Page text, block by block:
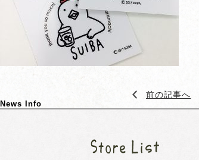
前の記事へ
News Info